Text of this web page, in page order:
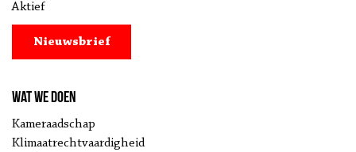
Aktief
Nieuwsbrief
Wat we doen
Kameraadschap
Klimaatrechtvaardigheid